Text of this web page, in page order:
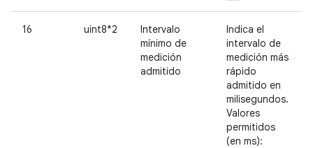
16 uint8*2
Intervalo
mínimo de
medición
admitido
Indica el
intervalo de
medición más
rápido
admitido en
milisegundos.
Valores
permitidos
(en ms):